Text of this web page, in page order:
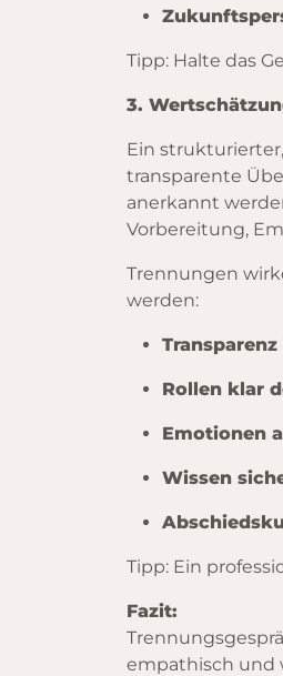
Tipp: Halte das
3.
Ein
transparente
anerkannt
Vorbereitung,
Trennungen
werden:
Rollen klar
Emotionen
Wissen
Tipp: Ein
Fazit:
empathisch und